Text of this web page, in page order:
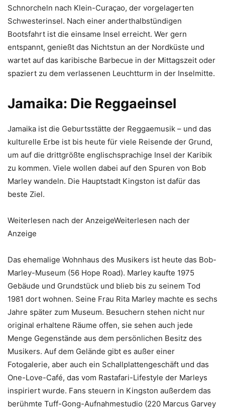
Schnorcheln nach Klein-Curaçao, der vorgelagerten
Schwesterinsel. Nach einer anderthalbstündigen
Bootsfahrt ist die einsame Insel erreicht. Wer gern
entspannt, genießt das Nichtstun an der Nordküste und
wartet auf das karibische Barbecue in der Mittagszeit oder
spaziert zu dem verlassenen Leuchtturm in der Inselmitte.
Jamaika: Die Reggaeinsel
Jamaika ist die Geburtsstätte der Reggaemusik – und das
kulturelle Erbe ist bis heute für viele Reisende der Grund,
um auf die drittgrößte englischsprachige Insel der Karibik
zu kommen. Viele wollen dabei auf den Spuren von Bob
Marley wandeln. Die Hauptstadt Kingston ist dafür das
beste Ziel.
Weiterlesen nach der AnzeigeWeiterlesen nach der
Anzeige
Das ehemalige Wohnhaus des Musikers ist heute das Bob-
Marley-Museum (56 Hope Road). Marley kaufte 1975
Gebäude und Grundstück und blieb bis zu seinem Tod
1981 dort wohnen. Seine Frau Rita Marley machte es sechs
Jahre später zum Museum. Besuchern stehen nicht nur
original erhaltene Räume offen, sie sehen auch jede
Menge Gegenstände aus dem persönlichen Besitz des
Musikers. Auf dem Gelände gibt es außer einer
Fotogalerie, aber auch ein Schallplattengeschäft und das
One-Love-Café, das vom Rastafari-Lifestyle der Marleys
inspiriert wurde. Fans steuern in Kingston außerdem das
berühmte Tuff-Gong-Aufnahmestudio (220 Marcus Garvey